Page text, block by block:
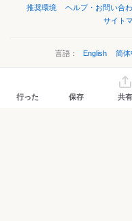
推奨環境
ヘルプ・お問い合
サイト
言語： English 简体
行った
保存 共有